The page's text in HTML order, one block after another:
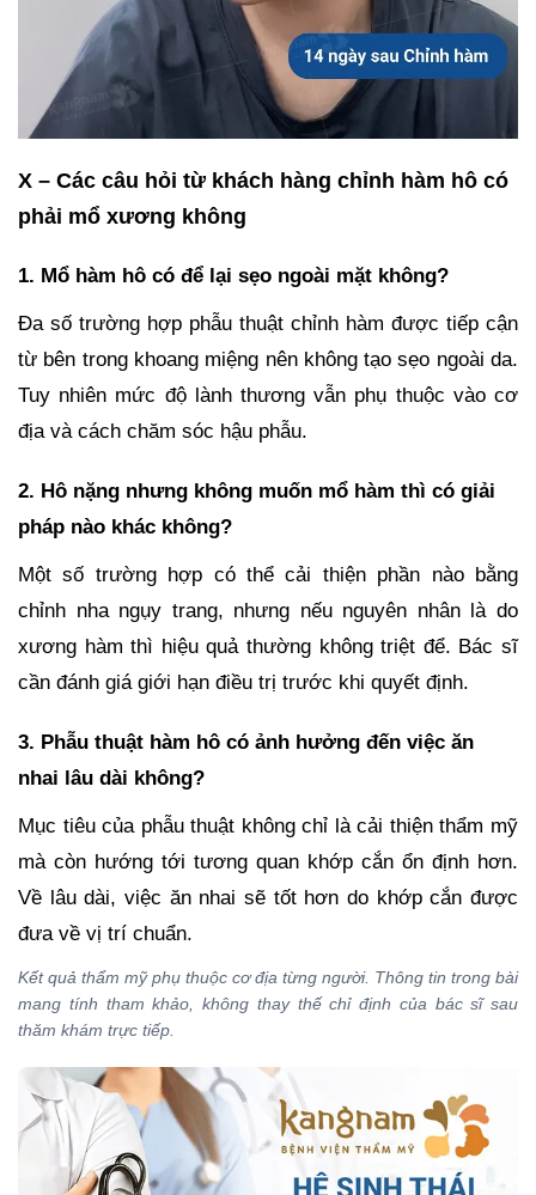
X – Các câu hỏi từ khách hàng chỉnh hàm hô có
phải mổ xương không
1. Mổ hàm hô có để lại sẹo ngoài mặt không?
Đa số trường hợp phẫu thuật chỉnh hàm được tiếp cận
từ bên trong khoang miệng nên không tạo sẹo ngoài da.
Tuy nhiên mức độ lành thương vẫn phụ thuộc vào cơ
địa và cách chăm sóc hậu phẫu.
2. Hô nặng nhưng không muốn mổ hàm thì có giải
pháp nào khác không?
Một số trường hợp có thể cải thiện phần nào bằng
chỉnh nha ngụy trang, nhưng nếu nguyên nhân là do
xương hàm thì hiệu quả thường không triệt để. Bác sĩ
cần đánh giá giới hạn điều trị trước khi quyết định.
3. Phẫu thuật hàm hô có ảnh hưởng đến việc ăn
nhai lâu dài không?
Mục tiêu của phẫu thuật không chỉ là cải thiện thẩm mỹ
mà còn hướng tới tương quan khớp cắn ổn định hơn.
Về lâu dài, việc ăn nhai sẽ tốt hơn do khớp cắn được
đưa về vị trí chuẩn.
Kết quả thẩm mỹ phụ thuộc cơ địa từng người. Thông tin trong bài
mang tính tham khảo, không thay thế chỉ định của bác sĩ sau
thăm khám trực tiếp.